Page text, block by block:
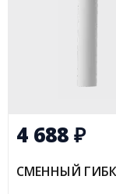
4 688₽
СМЕННЫЙ